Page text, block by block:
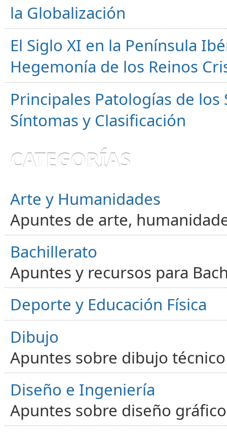
la Globalización
El Siglo XI en la Península
Hegemonía de los Reinos
Principales Patologías de
Síntomas y Clasificación
CATEGORÍAS
Arte y Humanidades
Apuntes de arte,
Bachillerato
Apuntes y recursos para
Deporte y Educación Física
Dibujo
Apuntes sobre dibujo
Diseño e Ingeniería
Apuntes sobre diseño